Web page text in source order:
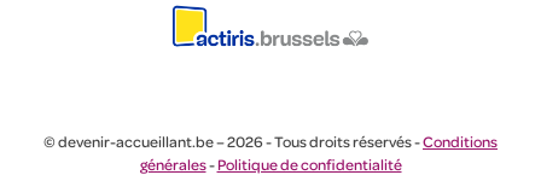
© devenir-accueillant.be – 2026 - Tous droits réservés -Conditions
générales-Politique de confidentialité